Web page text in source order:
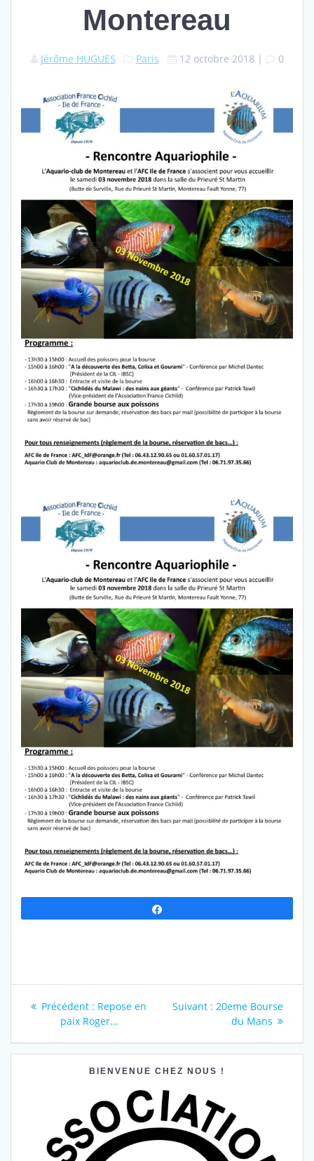
Montereau
Jérôme HUGUES Paris 12 octobre 2018 | 0
Navigation
l’article
Précédent : Article
précédent
Repose en
paix Roger…
Suivant : Article
suivant
20eme Bourse
du Mans
BIENVENUE CHEZ NOUS !